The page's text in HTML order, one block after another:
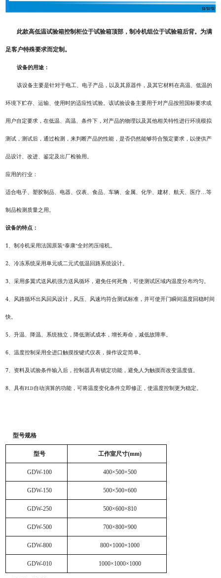
此款高低温试验箱控制柜位于试验箱顶部，制冷机组位于试验箱后背。为满
足客户特殊要求而定制。
设备的用途：
该设备主要是针对于电工、电子产品，以及其原器件，及其它材料在高温、低温的
环境下贮存、运输、使用时的适应性试验。该试验设备主要用于对产品按照国标要求或
用户自定要求，在低温、高温、条件下，对产品的物理以及其他相关特性进行环境模拟
测试，测试后，通过检测，来判断产品的性能，是否仍然能够符合预定要求，以便供产
品设计、改进、鉴定及出厂检验用。
应用的行业：
适合电子、塑胶制品、电器、仪表、食品、车辆、金属、化学、建材、航天、医疗…等
制品检测质量之用。
设备的特点：
1 、制冷机采用法国原装“泰康”全封闭压缩机。
2 、冷冻系统采用单元或二元式低温回路系统设计。
3 、采用多翼式送风机强力送风循环，避免任何死角，可使测试区域内温度分布均匀。
4 、风路循环出风回风设计，风压、风速均符合测试标准，并可使开门瞬间温度回稳时间
快。
5 、升温、降温、系统独立，降低测试成本，增长寿命，减低故障率。
6 、温度控制采用全进口触摸按键式仪表，操作设定简单。
7 、资料及试验条件输入后，控制器具有锁定功能，避免人为触摸而改变温度值。
8 、具有P.I.D自动演算的功能，可将温度变化条件立即修正，使温度控制更为稳定。
型号规格
型号 工作室尺寸(mm)
GDW-100 400×500×500
GDW-150 500×500×600
GDW-250 500×600×810
GDW-500 700×800×900
GDW-800 800×1000×1000
GDW-010 1000×1000×1000